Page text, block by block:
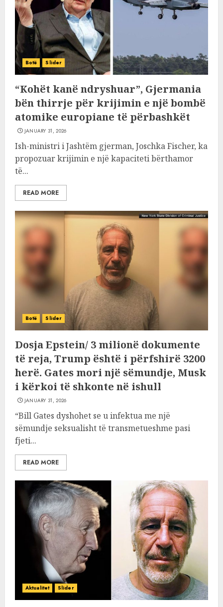
Botë Slider
“Kohët kanë ndryshuar”, Gjermania
bën thirrje për krijimin e një bombë
atomike europiane të përbashkët
JANUARY 31, 2026
Ish-ministri i Jashtëm gjerman, Joschka Fischer, ka
propozuar krijimin e një kapaciteti bërthamor
të...
READ MORE
Botë Slider
Dosja Epstein/ 3 milionë dokumente
të reja, Trump është i përfshirë 3200
herë. Gates mori një sëmundje, Musk
i kërkoi të shkonte në ishull
JANUARY 31, 2026
“Bill Gates dyshohet se u infektua me një
sëmundje seksualisht të transmetueshme pasi
fjeti...
READ MORE
Aktualitet Slider